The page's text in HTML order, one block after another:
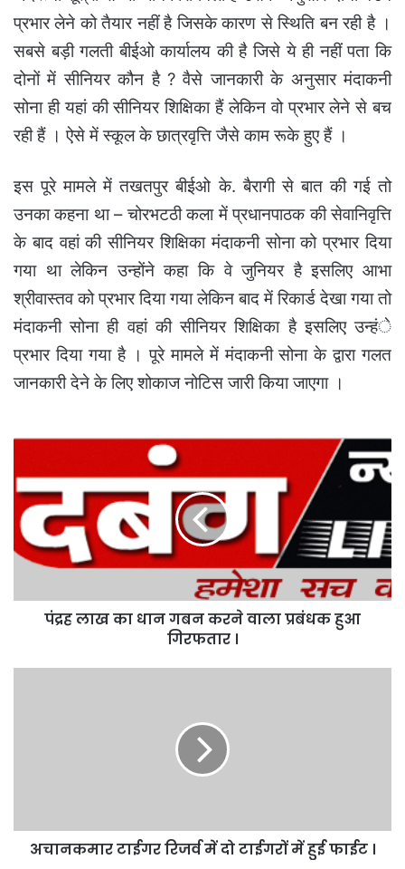
प्रभार लेने को तैयार नहीं है जिसके कारण से स्थिति बन रही है ।
सबसे बड़ी गलती बीईओ कार्यालय की है जिसे ये ही नहीं पता कि
दोनों में सीनियर कौन है ? वैसे जानकारी के अनुसार मंदाकनी
सोना ही यहां की सीनियर शिक्षिका हैं लेकिन वो प्रभार लेने से बच
रही हैं । ऐसे में स्कूल के छात्रवृत्ति जैसे काम रूके हुए हैं ।
इस पूरे मामले में तखतपुर बीईओ के. बैरागी से बात की गई तो
उनका कहना था – चोरभटठी कला में प्रधानपाठक की सेवानिवृत्ति
के बाद वहां की सीनियर शिक्षिका मंदाकनी सोना को प्रभार दिया
गया था लेकिन उन्होंने कहा कि वे जुनियर है इसलिए आभा
श्रीवास्तव को प्रभार दिया गया लेकिन बाद में रिकार्ड देखा गया तो
मंदाकनी सोना ही वहां की सीनियर शिक्षिका है इसलिए उन्हंे
प्रभार दिया गया है । पूरे मामले में मंदाकनी सोना के द्वारा गलत
जानकारी देने के लिए शोकाज नोटिस जारी किया जाएगा ।
धान
गबन
करने
वाला
हुआ
गिरफतारपंद्रह लाख का धान गबन करने वाला प्रबंधक हुआ
गिरफतार ।
फाईट
अचानकमार टाईगर रिजर्व में दो टाईगरों में हुई फाईट ।